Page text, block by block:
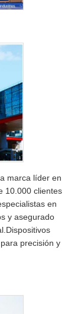
marca líder en
10.000 clientes
en
y asegurado
precisión y